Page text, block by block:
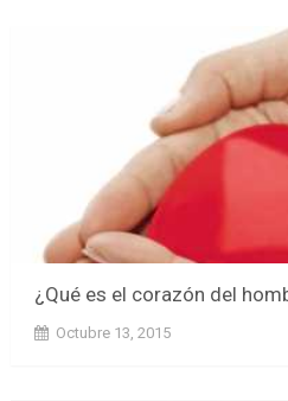
¿Qué es el corazón del
Octubre 13, 2015